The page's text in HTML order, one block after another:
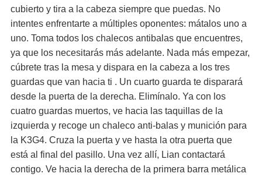
cubierto y tira a la cabeza siempre que puedas. No
intentes enfrentarte a múltiples oponentes: mátalos uno a
uno. Toma todos los chalecos antibalas que encuentres,
ya que los necesitarás más adelante. Nada más empezar,
cúbrete tras la mesa y dispara en la cabeza a los tres
guardas que van hacia ti . Un cuarto guarda te disparará
desde la puerta de la derecha. Elimínalo. Ya con los
cuatro guardas muertos, ve hacia las taquillas de la
izquierda y recoge un chaleco anti-balas y munición para
la K3G4. Cruza la puerta y ve hasta la otra puerta que
está al final del pasillo. Una vez allí, Lian contactará
contigo. Ve hacia la derecha de la primera barra metálica